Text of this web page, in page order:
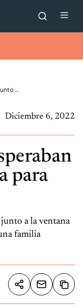
Gatos mayores esperaban junto a la ventana para ser adoptados
Diciembre 6, 2022
para
junto a la ventana
familia
Compartir